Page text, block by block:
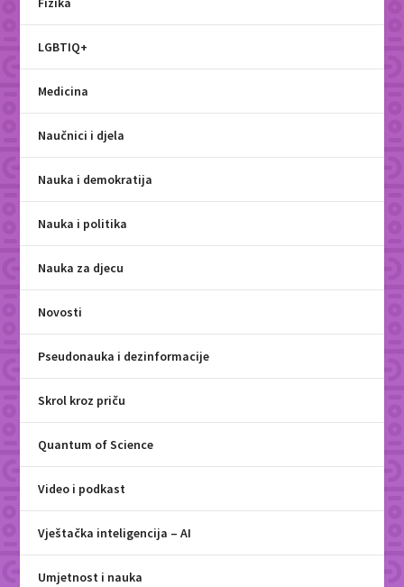
LGBTIQ+
Medicina
Naučnici i djela
Nauka i demokratija
Nauka i politika
Nauka za djecu
Novosti
Pseudonauka i dezinformacije
Skrol kroz priču
Quantum of Science
Video i podkast
Vještačka inteligencija – AI
Umjetnost i nauka